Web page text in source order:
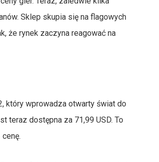
Sklep skupia się na flagowych
że rynek zaczyna reagować na
który wprowadza otwarty świat do
teraz dostępna za 71,99 USD. To